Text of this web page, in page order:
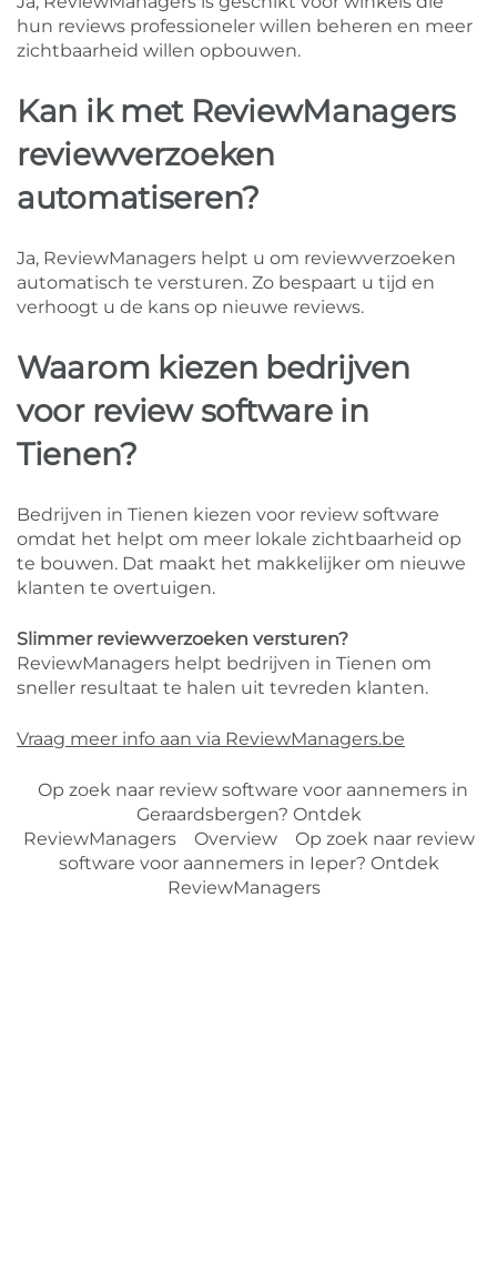
hun reviews professioneler willen beheren en meer
zichtbaarheid willen opbouwen.
Kan ik met ReviewManagers
reviewverzoeken
automatiseren?
Ja, ReviewManagers helpt u om reviewverzoeken
automatisch te versturen. Zo bespaart u tijd en
verhoogt u de kans op nieuwe reviews.
Waarom kiezen bedrijven
voor review software in
Tienen?
Bedrijven in Tienen kiezen voor review software
omdat het helpt om meer lokale zichtbaarheid op
te bouwen. Dat maakt het makkelijker om nieuwe
klanten te overtuigen.
Slimmer reviewverzoeken versturen?
ReviewManagers helpt bedrijven in Tienen om
sneller resultaat te halen uit tevreden klanten.
Vraag meer info aan via ReviewManagers.be
Op zoek naar review software voor aannemers in
Geraardsbergen? Ontdek
ReviewManagers
Overview
Op zoek naar review
software voor aannemers in Ieper? Ontdek
ReviewManagers